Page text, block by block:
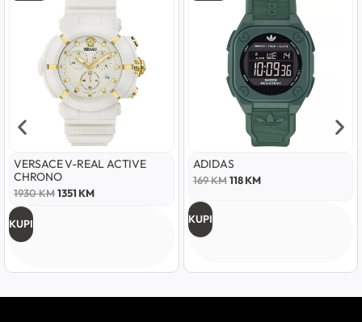
VERSACE V-REAL ACTIVE
CHRONO
1930KM1351KM
KUPI
ADIDAS
169KM 118KM
KUPI